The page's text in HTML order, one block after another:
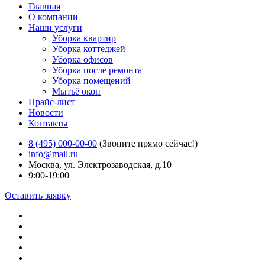
Главная
О компании
Наши услуги
Уборка квартир
Уборка коттеджей
Уборка офисов
Уборка после ремонта
Уборка помещений
Мытьё окон
Прайс-лист
Новости
Контакты
8 (495) 000-00-00 (Звоните прямо сейчас!)
info@mail.ru
Москва, ул. Электрозаводская, д.10
9:00-19:00
Оставить заявку